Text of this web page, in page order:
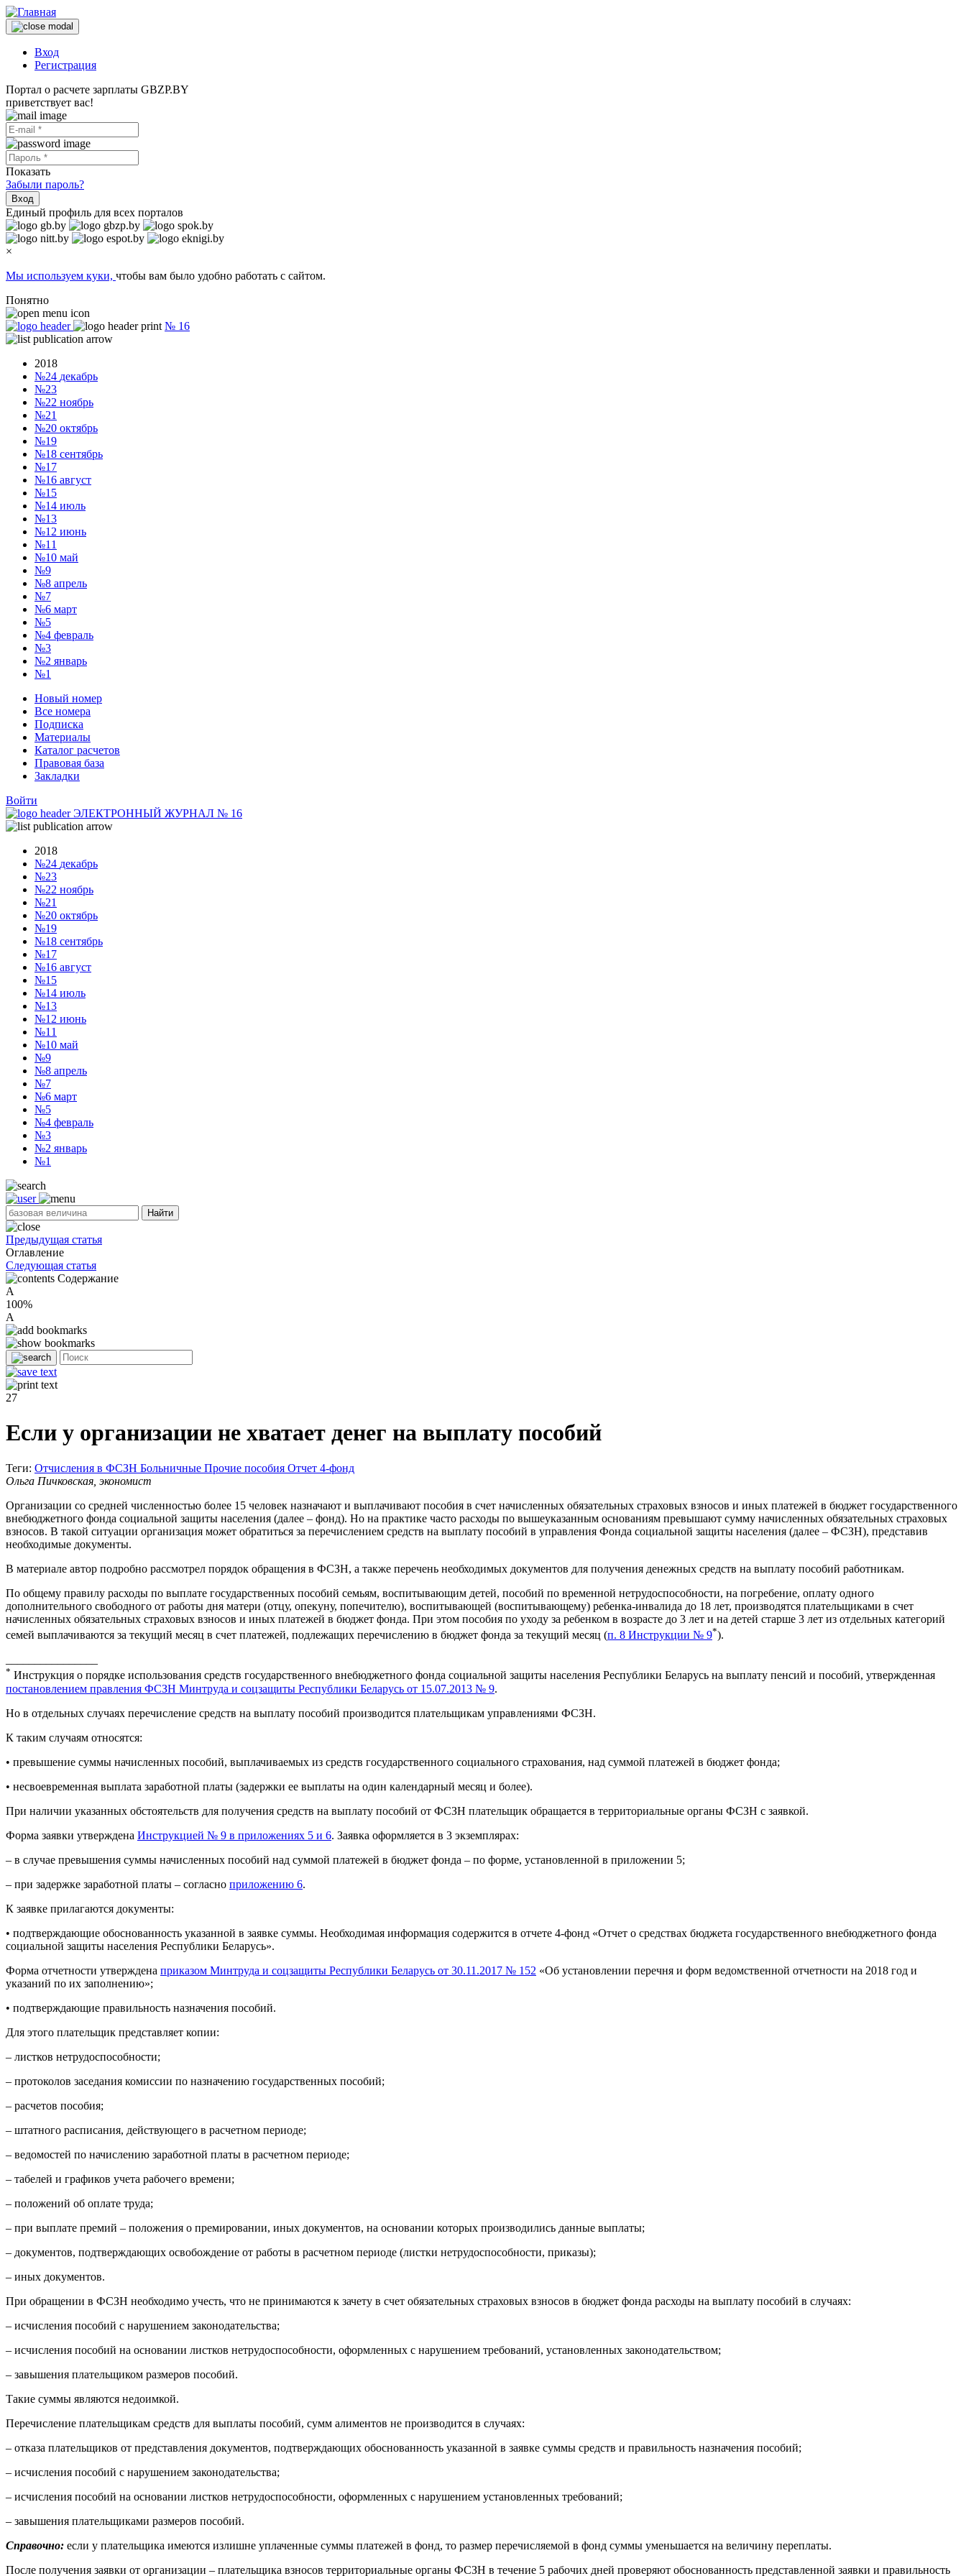
Вход
Регистрация
Портал о расчете зарплаты GBZP.BY
приветствует вас!
Показать
Забыли пароль?
Вход
Единый профиль для всех порталов
×
Мы используем куки, чтобы вам было удобно работать с сайтом.
Понятно
№ 16
2018
№24 декабрь
№23
№22 ноябрь
№21
№20 октябрь
№19
№18 сентябрь
№17
№16 август
№15
№14 июль
№13
№12 июнь
№11
№10 май
№9
№8 апрель
№7
№6 март
№5
№4 февраль
№3
№2 январь
№1
Новый номер
Все номера
Подписка
Материалы
Каталог расчетов
Правовая база
Закладки
Войти
ЭЛЕКТРОННЫЙ ЖУРНАЛ № 16
2018
№24 декабрь
№23
№22 ноябрь
№21
№20 октябрь
№19
№18 сентябрь
№17
№16 август
№15
№14 июль
№13
№12 июнь
№11
№10 май
№9
№8 апрель
№7
№6 март
№5
№4 февраль
№3
№2 январь
№1
Найти
Предыдущая статья
Оглавление
Следующая статья
Содержание
A
100%
A
27
Если у организации не хватает денег на выплату пособий
Теги: Отчисления в ФСЗН Больничные Прочие пособия Отчет 4-фонд
Ольга Пичковская, экономист
Организации со средней численностью более 15 человек назначают и выплачивают пособия в счет начисленных обязательных страховых взносов и иных платежей в бюджет государственного
внебюджетного фонда социальной защиты населения (далее – фонд). Но на практике часто расходы по вышеуказанным основаниям превышают сумму начисленных обязательных страховых
взносов. В такой ситуации организация может обратиться за перечислением средств на выплату пособий в управления Фонда социальной защиты населения (далее – ФСЗН), представив
необходимые документы.
В материале автор подробно рассмотрел порядок обращения в ФСЗН, а также перечень необходимых документов для получения денежных средств на выплату пособий работникам.
По общему правилу расходы по выплате государственных пособий семьям, воспитывающим детей, пособий по временной нетрудоспособности, на погребение, оплату одного
дополнительного свободного от работы дня матери (отцу, опекуну, попечителю), воспитывающей (воспитывающему) ребенка-инвалида до 18 лет, производятся плательщиками в счет
начисленных обязательных страховых взносов и иных платежей в бюджет фонда. При этом пособия по уходу за ребенком в возрасте до 3 лет и на детей старше 3 лет из отдельных категорий
семей выплачиваются за текущий месяц в счет платежей, подлежащих перечислению в бюджет фонда за текущий месяц (п. 8 Инструкции № 9*).
* Инструкция о порядке использования средств государственного внебюджетного фонда социальной защиты населения Республики Беларусь на выплату пенсий и пособий, утвержденная
постановлением правления ФСЗН Минтруда и соцзащиты Республики Беларусь от 15.07.2013 № 9.
Но в отдельных случаях перечисление средств на выплату пособий производится плательщикам управлениями ФСЗН.
К таким случаям относятся:
• превышение суммы начисленных пособий, выплачиваемых из средств государственного социального страхования, над суммой платежей в бюджет фонда;
• несвоевременная выплата заработной платы (задержки ее выплаты на один календарный месяц и более).
При наличии указанных обстоятельств для получения средств на выплату пособий от ФСЗН плательщик обращается в территориальные органы ФСЗН с заявкой.
Форма заявки утверждена Инструкцией № 9 в приложениях 5 и 6. Заявка оформляется в 3 экземплярах:
– в случае превышения суммы начисленных пособий над суммой платежей в бюджет фонда – по форме, установленной в приложении 5;
– при задержке заработной платы – согласно приложению 6.
К заявке прилагаются документы:
• подтверждающие обоснованность указанной в заявке суммы. Необходимая информация содержится в отчете 4-фонд «Отчет о средствах бюджета государственного внебюджетного фонда
социальной защиты населения Республики Беларусь».
Форма отчетности утверждена приказом Минтруда и соцзащиты Республики Беларусь от 30.11.2017 № 152 «Об установлении перечня и форм ведомственной отчетности на 2018 год и
указаний по их заполнению»;
• подтверждающие правильность назначения пособий.
Для этого плательщик представляет копии:
– листков нетрудоспособности;
– протоколов заседания комиссии по назначению государственных пособий;
– расчетов пособия;
– штатного расписания, действующего в расчетном периоде;
– ведомостей по начислению заработной платы в расчетном периоде;
– табелей и графиков учета рабочего времени;
– положений об оплате труда;
– при выплате премий – положения о премировании, иных документов, на основании которых производились данные выплаты;
– документов, подтверждающих освобождение от работы в расчетном периоде (листки нетрудоспособности, приказы);
– иных документов.
При обращении в ФСЗН необходимо учесть, что не принимаются к зачету в счет обязательных страховых взносов в бюджет фонда расходы на выплату пособий в случаях:
– исчисления пособий с нарушением законодательства;
– исчисления пособий на основании листков нетрудоспособности, оформленных с нарушением требований, установленных законодательством;
– завышения плательщиком размеров пособий.
Такие суммы являются недоимкой.
Перечисление плательщикам средств для выплаты пособий, сумм алиментов не производится в случаях:
– отказа плательщиков от представления документов, подтверждающих обоснованность указанной в заявке суммы средств и правильность назначения пособий;
– исчисления пособий с нарушением законодательства;
– исчисления пособий на основании листков нетрудоспособности, оформленных с нарушением установленных требований;
– завышения плательщиками размеров пособий.
Справочно: если у плательщика имеются излишне уплаченные суммы платежей в фонд, то размер перечисляемой в фонд суммы уменьшается на величину переплаты.
После получения заявки от организации – плательщика взносов территориальные органы ФСЗН в течение 5 рабочих дней проверяют обоснованность представленной заявки и правильность